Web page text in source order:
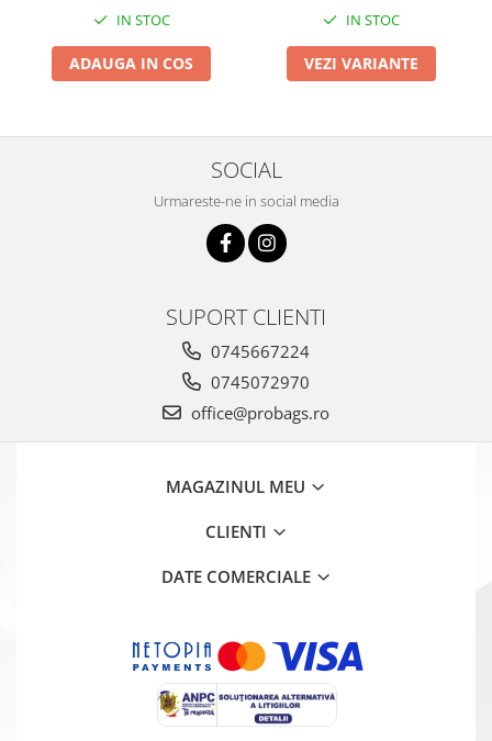
IN STOC
ADAUGA IN COS
IN STOC
VEZI VARIANTE
SOCIAL
Urmareste-ne in social media
SUPORT CLIENTI
0745667224
0745072970
office@probags.ro
MAGAZINUL MEU
CLIENTI
DATE COMERCIALE